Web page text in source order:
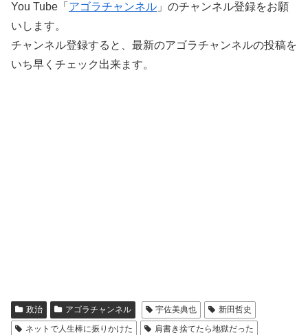
You Tube「 アゴラチャンネル 」のチャンネル登録をお願
いします。
チャンネル登録すると、最新のアゴラチャンネルの投稿を
いち早くチェック出来ます。
政治 アゴラチャンネル 宇佐美典也
新田哲史
ネットで人生棒に振りかけた
肩書き捨てたら地獄だった